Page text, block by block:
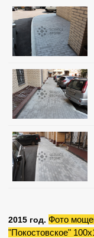
2015 год. Фото
"Покостовское"